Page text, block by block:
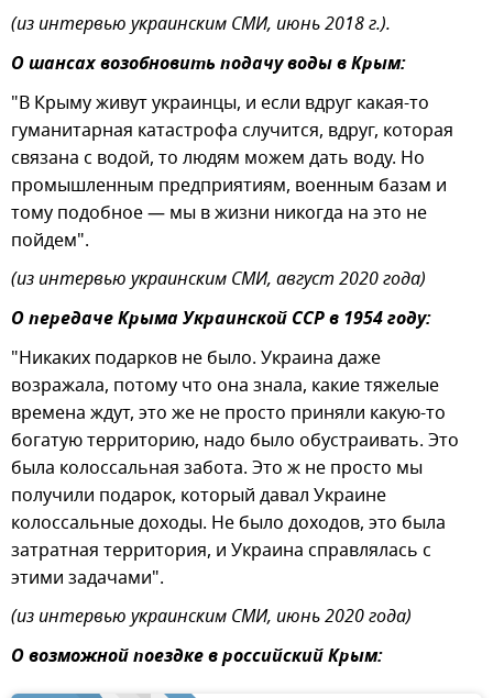
(из интервью украинским СМИ, июнь 2018 г.).
О шансах возобновить подачу воды в Крым:
"В Крыму живут украинцы, и если вдруг какая-то
гуманитарная катастрофа случится, вдруг, которая
связана с водой, то людям можем дать воду. Но
промышленным предприятиям, военным базам и
тому подобное — мы в жизни никогда на это не
пойдем".
(из интервью украинским СМИ, август 2020 года)
О передаче Крыма Украинской ССР в 1954 году:
"Никаких подарков не было. Украина даже
возражала, потому что она знала, какие тяжелые
времена ждут, это же не просто приняли какую-то
богатую территорию, надо было обустраивать. Это
была колоссальная забота. Это ж не просто мы
получили подарок, который давал Украине
колоссальные доходы. Не было доходов, это была
затратная территория, и Украина справлялась с
этими задачами".
(из интервью украинским СМИ, июнь 2020 года)
О возможной поездке в российский Крым: